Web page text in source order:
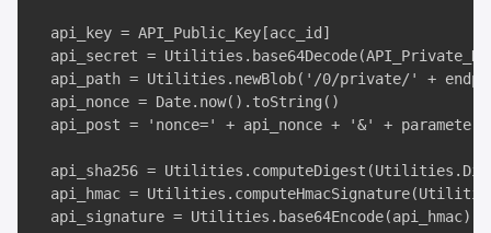
  api_key = API_Public_Key[acc_id]
api_secret =
api_path = Utilities.newBlob('/0/private/' +
  api_nonce = Date.now().toString()
  api_post = 'nonce=' + api_nonce + '&' + parameters
api_sha256 =
api_hmac =
  api_signature = Utilities.base64Encode(api_hmac)